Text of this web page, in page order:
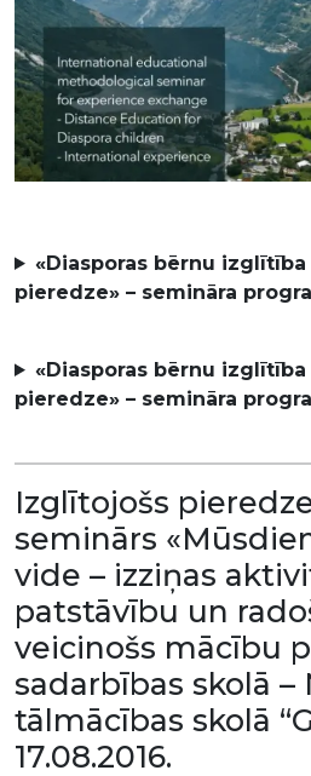
«Diasporas bērnu
pieredze» – semināra
«Diasporas bērnu
pieredze» – semināra
Izglītojošs
seminārs
vide – izziņas
patstāvību un
veicinošs mācību
sadarbības skolā –
tālmācības skolā
17.08.2016.